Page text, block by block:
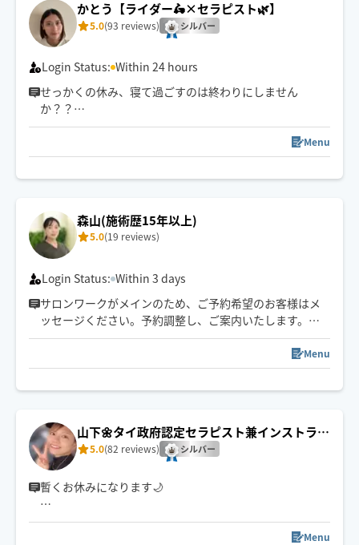
かとう【ライダー🛵×セラピスト🌿】
5.0(93 reviews) シルバー
Login Status: Within 24 hours
せっかくの休み、寝て過ごすのは終わりにしません
か？？
平日は仕事で疲れきってしまい休日は何もせずだらだら
しているだけ。。。
体はどんどん固まっていきます。大切なのは定期的なケ
ア。休みを無駄にしたくないなら私にお任せください！
寝ているだけで身体のメンテナンスができちゃいます♪
あなたのお部屋を極上の癒し空間に🌱
Menu
森山(施術歴15年以上)
5.0(19 reviews)
Login Status: Within 3 days
サロンワークがメインのため、ご予約希望のお客様はメ
ッセージください。予約調整し、ご案内いたします。
(名駅周辺のみで中村区も対応します)
ア)リリースと極上ヘッドスパ♪本格アロマトリートメン
トも施術出来ます🌿アロマで‬希望の方は事前にコメント
お願いします♪
Menu
山下🌼タイ政府認定セラピスト兼インストラク
ター🇹🇭
5.0(82 reviews) シルバー
暫くお休みになります🌙
🚲 西区より出発いたします（自転車または公共交通機関
Menu